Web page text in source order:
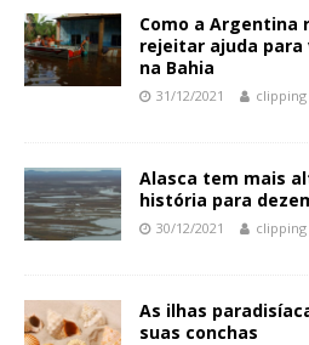
Como a Argentina
rejeitar ajuda
na Bahia
31/12/2021 clipping
Alasca tem mais
história para
30/12/2021 clipping
As ilhas
suas conchas